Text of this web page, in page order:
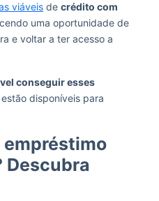
viáveis de crédito com
uma oportunidade de
e voltar a ter acesso a
conseguir esses
disponíveis para
empréstimo
Descubra